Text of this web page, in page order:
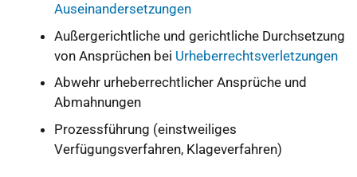
Auseinandersetzungen
Außergerichtliche und gerichtliche Durchsetzung
von Ansprüchen bei Urheberrechtsverletzungen
Abwehr urheberrechtlicher Ansprüche und
Abmahnungen
Prozessführung (einstweiliges
Verfügungsverfahren, Klageverfahren)